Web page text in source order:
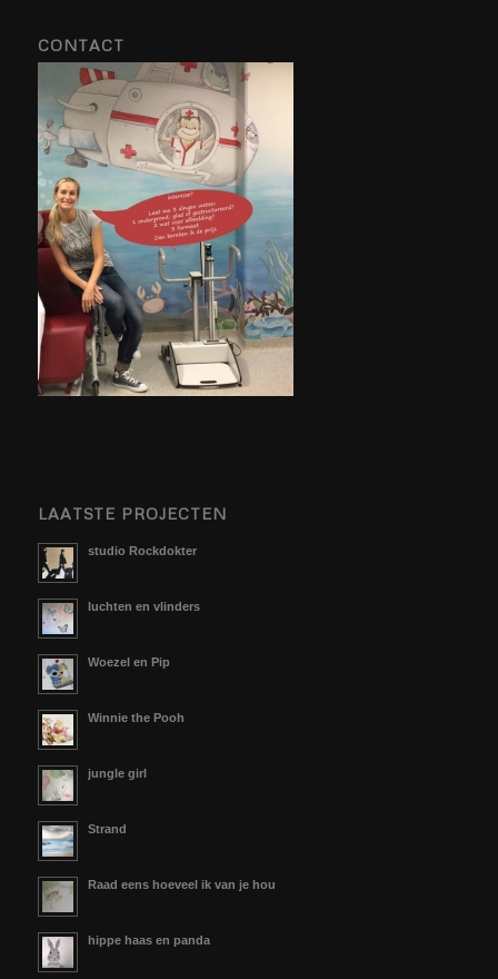
CONTACT
LAATSTE PROJECTEN
studio Rockdokter
luchten en vlinders
Woezel en Pip
Winnie the Pooh
jungle girl
Strand
Raad eens hoeveel ik van je hou
hippe haas en panda